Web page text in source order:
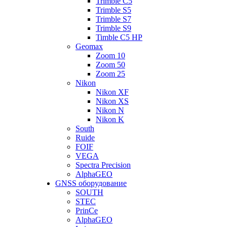
Trimble S5
Trimble S7
Trimble S9
Timble C5 HP
Geomax
Zoom 10
Zoom 50
Zoom 25
Nikon
Nikon XF
Nikon XS
Nikon N
Nikon K
South
Ruide
FOIF
VEGA
Spectra Precision
AlphaGEO
GNSS оборудование
SOUTH
STEC
PrinCe
AlphaGEO